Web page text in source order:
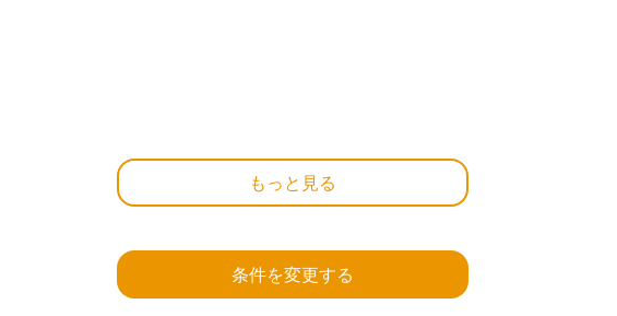
もっと見る
条件を変更する